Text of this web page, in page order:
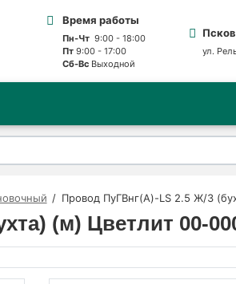
Время работы
Пн-Чт9:00 - 18:00
Пт9:00 - 17:00
Сб-ВсВыходной
Псков
ул.
Провод ПуГВнг(А)-LS 2.5 Ж/З
(м) Цветлит 00-